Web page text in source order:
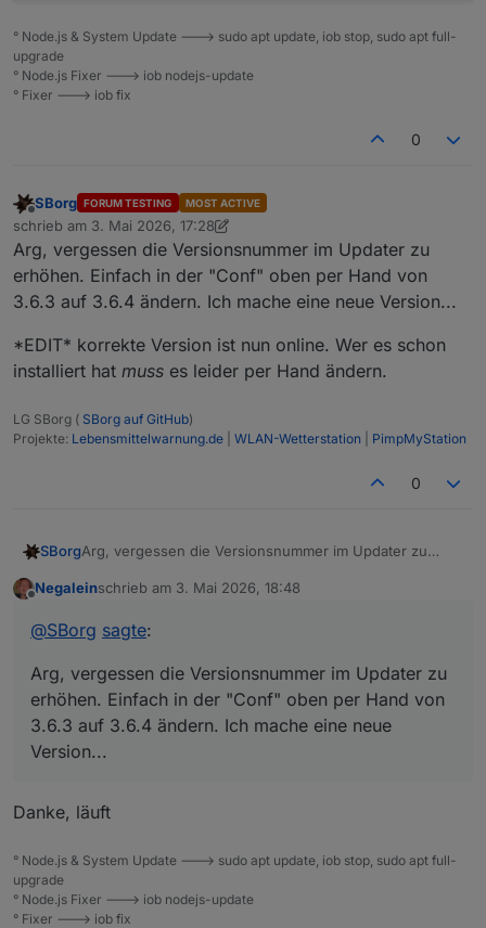
° Node.js & System Update ---> sudo apt update, iob stop, sudo apt full-
upgrade
° Node.js Fixer ---> iob nodejs-update
° Fixer ---> iob fix
0
Offline
SBorg FORUM TESTING MOST ACTIVE
schrieb am 3. Mai 2026, 17:28
zuletzt editiert von SBorg5. März 2026, 19:37
Arg, vergessen die Versionsnummer im Updater zu
erhöhen. Einfach in der "Conf" oben per Hand von
3.6.3 auf 3.6.4 ändern. Ich mache eine neue Version...
*EDIT* korrekte Version ist nun online. Wer es schon
installiert hat muss es leider per Hand ändern.
LG SBorg ( SBorg auf GitHub)
Projekte: Lebensmittelwarnung.de WLAN-Wetterstation PimpMyStation
0
SBorgArg, vergessen die Versionsnummer im Updater zu
3.6.3 auf 3.6.4 ändern. Ich mache eine neue Version...
*EDIT* korrekte Version ist nun online. Wer es schon
Negaleinschrieb am 3. Mai 2026, 18:48
zuletzt editiert von
@SBorg sagte:
Arg, vergessen die Versionsnummer im Updater zu
erhöhen. Einfach in der "Conf" oben per Hand von
3.6.3 auf 3.6.4 ändern. Ich mache eine neue
Version...
Danke, läuft
° Node.js & System Update ---> sudo apt update, iob stop, sudo apt full-
upgrade
° Node.js Fixer ---> iob nodejs-update
° Fixer ---> iob fix